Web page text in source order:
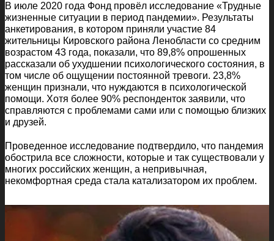
В июле 2020 года Фонд провёл исследование «Трудные
жизненные ситуации в период пандемии». Результаты
анкетирования, в котором приняли участие 84
жительницы Кировского района Ленобласти со средним
возрастом 43 года, показали, что 89,8% опрошенных
рассказали об ухудшении психологического состояния, в
том числе об ощущении постоянной тревоги. 23,8%
женщин признали, что нуждаются в психологической
помощи. Хотя более 90% респонденток заявили, что
справляются с проблемами сами или с помощью близких
и друзей.
Проведенное исследование подтвердило, что пандемия
обострила все сложности, которые и так существовали у
многих российских женщин, а непривычная,
некомфортная среда стала катализатором их проблем.